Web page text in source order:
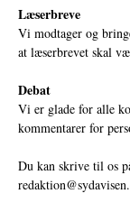
Læserbreve
Vi modtager og
at læserbrevet skal
Debat
Vi er glade for alle
kommentarer for
Du kan skrive til os